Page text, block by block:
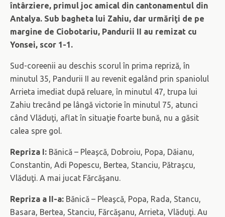
întârziere, primul joc amical din cantonamentul din
Antalya. Sub bagheta lui Zahiu, dar urmăriţi de pe
margine de Ciobotariu, Pandurii II au remizat cu
Yonsei, scor 1-1.
Sud-coreenii au deschis scorul în prima repriză, în
minutul 35, Pandurii II au revenit egalând prin spaniolul
Arrieta imediat după reluare, în minutul 47, trupa lui
Zahiu trecând pe lângă victorie în minutul 75, atunci
când Vlăduţi, aflat în situaţie foarte bună, nu a găsit
calea spre gol.
Repriza I: Bănică – Pleaşcă, Dobroiu, Popa, Dăianu,
Constantin, Adi Popescu, Bertea, Stanciu, Pătraşcu,
Vlăduţi. A mai jucat Fărcăşanu.
Repriza a II-a: Bănică – Pleaşcă, Popa, Rada, Stancu,
Basara, Bertea, Stanciu, Fărcăşanu, Arrieta, Vlăduţi. Au